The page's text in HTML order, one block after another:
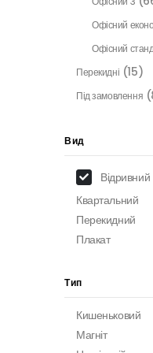
Офісний
Офісний
Перекидні (15)
Під замовлення
Вид
Відривний
Квартальний
Перекидний
Плакат
Тип
Кишеньковий
Магніт